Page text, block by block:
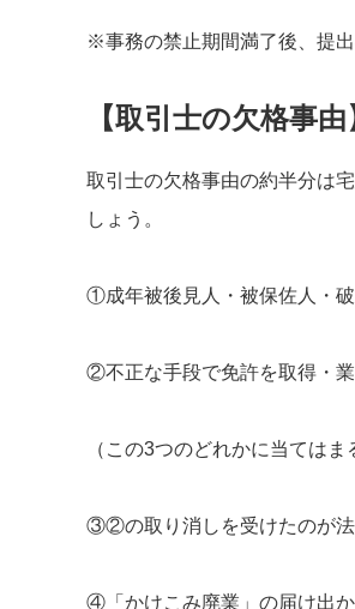
※事務の禁止期間満了後、提
【取引士の欠格事由
取引士の欠格事由の約半分は
しょう。
①成年被後見人・被保佐人・
②不正な手段で免許を取得・
（この3つのどれかに当ては
③②の取り消しを受けたのが法
④「かけこみ廃業」の届け出